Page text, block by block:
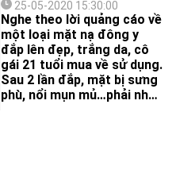
nào để làm đẹp mà không
ảnh hưởng đến sức khoẻ?
25-05-2020 15:30:00
Nghe theo lời quảng cáo về
một loại mặt nạ đông y
đắp lên đẹp, trắng da, cô
gái 21 tuổi mua về sử dụng.
Sau 2 lần đắp, mặt bị sưng
phù, nổi mụn mủ…phải nhập